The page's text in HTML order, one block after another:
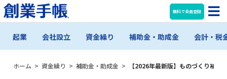
無料で会員登録
起業 会社設立 資金繰り 補助金・助成金 会計・税
ホーム > 資金繰り > 補助金・助成金 > 【2026年最新版】ものづくり補